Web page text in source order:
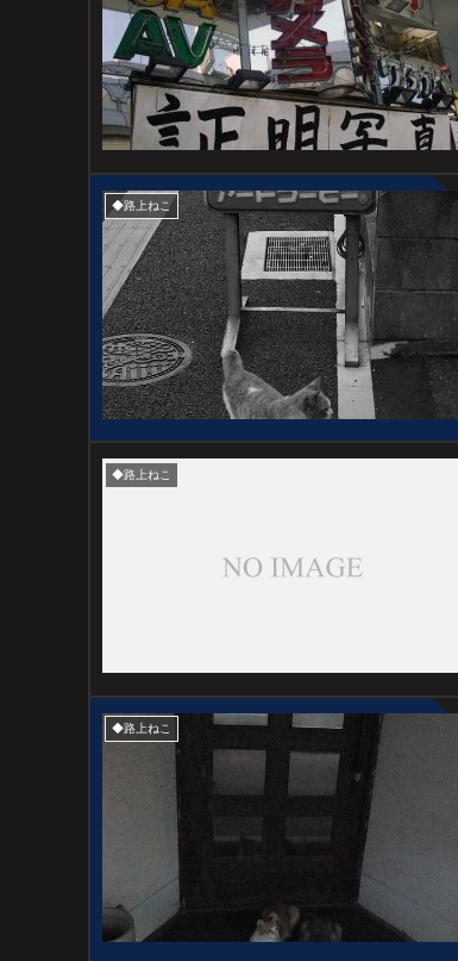
◆路上ねこ
◆路上ねこ
◆路上ねこ